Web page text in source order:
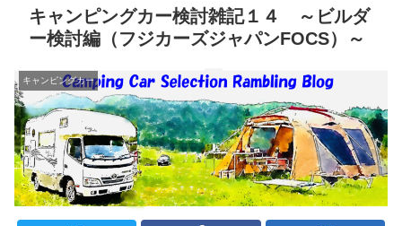
キャンピングカー検討雑記１４ ～ビルダ
ー検討編（フジカーズジャパンFOCS）～
キャンピングカー